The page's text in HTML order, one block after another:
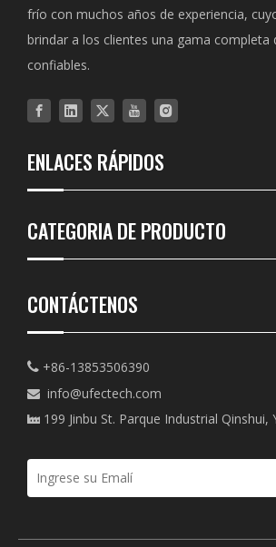
frío con muchos años de experiencia,
brindar a los clientes una gama completa
confiables.
ENLACES RÁPIDOS
CATEGORIA DE PRODUCTO
CONTÁCTENOS
 +86-13853506390
 info@ufectech.com
 199 Jinbu St. Parque Industrial Qinshui,